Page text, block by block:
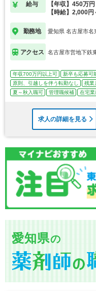
給与
【年収】450万
【時給】2,000
勤務地 愛知県 名古屋市名
アクセス 名古屋市営地下鉄
年収700万円以上可 新卒も応募可
原則、引越しを伴う転勤なし
残業
夏～秋入職可
管理職候補 在宅業
求人の詳細を見る
愛知県の